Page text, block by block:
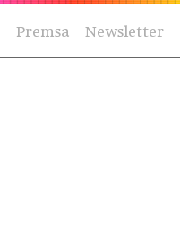
Premsa Newsletter